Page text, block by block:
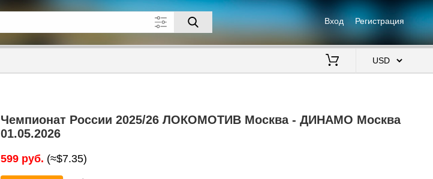
Вход Регистрация
Чемпионат России 2025/26 ЛОКОМОТИВ Москва - ДИНАМО Москва
01.05.2026
599 руб. (≈$7.35)